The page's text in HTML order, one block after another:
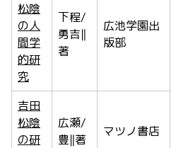
松陰
の人
間学
的研
究
下程/
勇吉‖
著
広池学園出
版部
吉田
松陰
の研
広瀬/
豊‖著
マツノ書店